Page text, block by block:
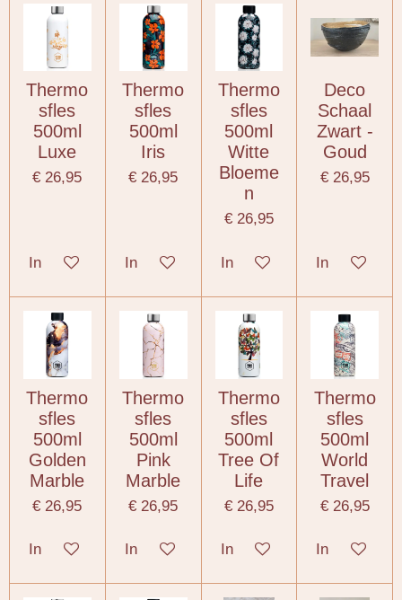
Thermo
sfles
500ml
Luxe
€ 26,95
In winkelwagen
Thermo
sfles
500ml
Iris
€ 26,95
In winkelwagen
Thermo
sfles
500ml
Witte
Bloeme
n
€ 26,95
In winkelwagen
Deco
Schaal
Zwart -
Goud
€ 26,95
In
Thermo
sfles
500ml
Golden
Marble
€ 26,95
In winkelwagen
Thermo
sfles
500ml
Pink
Marble
€ 26,95
In winkelwagen
Thermo
sfles
500ml
Tree Of
Life
€ 26,95
In winkelwagen
Thermo
sfles
500ml
World
Travel
€ 26,95
In